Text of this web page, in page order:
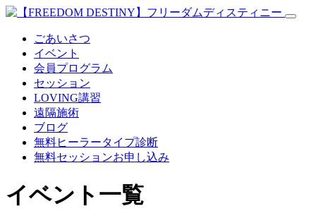
ごあいさつ
イベント
会員プログラム
セッション
LOVING講習
遠隔施術
ブログ
無料ヒーラータイプ診断
無料セッションお申し込み
イベント一覧